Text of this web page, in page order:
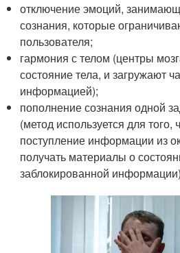
отключение эмоций,
сознания, которые
пользователя;
гармония с телом (центры
состояние тела, и загружают
информацией);
пополнение сознания одной
(метод используется для того,
поступление информации из
получать материалы о
заблокированной